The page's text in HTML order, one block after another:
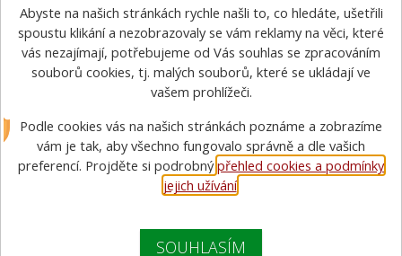
a majetek druhých.
Oděvy kukly, spodní prádlo, ponožky> Kukla NANOFULL
s technologií Nomex® NanoFlex LAM
Poslat dotaz e-mailem
Máte dotaz ohledně prohlíženého zboží? Vyplňte tento formulář a
náš specialista Vám v co nejkratším čase odpoví.
Kukla NANOFULL s technologií Nomex® NanoFlex
Abyste na našich stránkách rychle našli to, co hledáte, ušetřili
spoustu klikání a nezobrazovaly se vám reklamy na věci, které
vás nezajímají, potřebujeme od Vás souhlas se zpracováním
souborů cookies, tj. malých souborů, které se ukládají ve
vašem prohlížeči.
Podle cookies vás na našich stránkách poznáme a zobrazíme
vám je tak, aby všechno fungovalo správně a dle vašich
preferencí. Projděte si podrobnýpřehled cookies a podmínky
jejich užívání.
SOUHLASÍM